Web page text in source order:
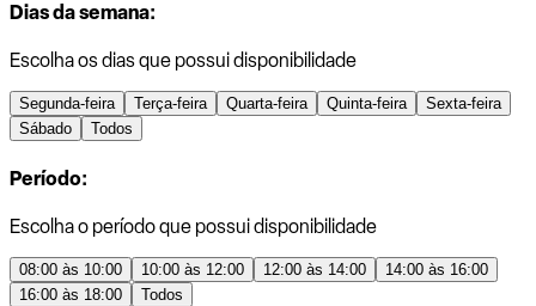
Dias da semana:
Escolha os dias que possui disponibilidade
Segunda-feira Terça-feira Quarta-feira Quinta-feira
Sexta-feira
Sábado
Todos
Período:
Escolha o período que possui disponibilidade
08:00 às 10:00 10:00 às 12:00 12:00 às 14:00
14:00 às 16:00
16:00 às 18:00
Todos